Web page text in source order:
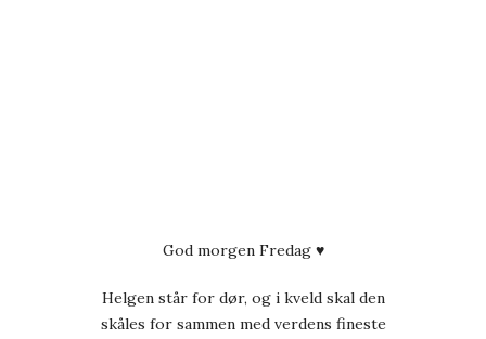
God morgen Fredag ♥
Helgen står for dør, og i kveld skal den
skåles for sammen med verdens fineste